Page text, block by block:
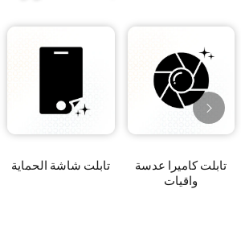
تابلت شاشة الحماية
تابلت كاميرا عدسة
واقيات